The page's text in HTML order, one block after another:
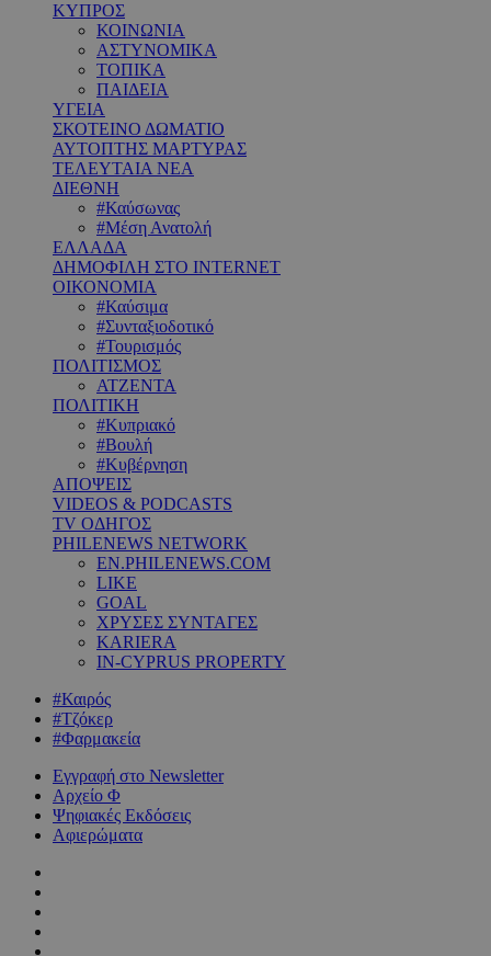
ΚΥΠΡΟΣ
ΚΟΙΝΩΝΙΑ
ΑΣΤΥΝΟΜΙΚΑ
ΤΟΠΙΚΑ
ΠΑΙΔΕΙΑ
ΥΓΕΙΑ
ΣΚΟΤΕΙΝΟ ΔΩΜΑΤΙΟ
ΑΥΤΟΠΤΗΣ ΜΑΡΤΥΡΑΣ
ΤΕΛΕΥΤΑΙΑ ΝΕΑ
ΔΙΕΘΝΗ
#Καύσωνας
#Μέση Ανατολή
ΕΛΛΑΔΑ
ΔΗΜΟΦΙΛΗ ΣΤΟ INTERNET
ΟΙΚΟΝΟΜΙΑ
#Καύσιμα
#Συνταξιοδοτικό
#Τουρισμός
ΠΟΛΙΤΙΣΜΟΣ
ΑΤΖΕΝΤΑ
ΠΟΛΙΤΙΚΗ
#Κυπριακό
#Βουλή
#Κυβέρνηση
ΑΠΟΨΕΙΣ
VIDEOS & PODCASTS
TV ΟΔΗΓΟΣ
PHILENEWS NETWORK
EN.PHILENEWS.COM
LIKE
GOAL
ΧΡΥΣΕΣ ΣΥΝΤΑΓΕΣ
KARIERA
IN-CYPRUS PROPERTY
#Καιρός
#Τζόκερ
#Φαρμακεία
Εγγραφή στο Newsletter
Αρχείο Φ
Ψηφιακές Εκδόσεις
Αφιερώματα